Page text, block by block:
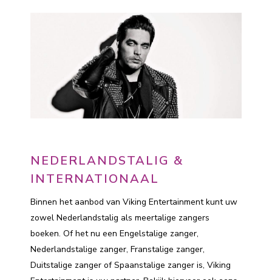
NEDERLANDSTALIG &
INTERNATIONAAL
Binnen het aanbod van Viking Entertainment kunt uw
zowel Nederlandstalig als meertalige zangers
boeken. Of het nu een Engelstalige zanger,
Nederlandstalige zanger, Franstalige zanger,
Duitstalige zanger of Spaanstalige zanger is, Viking